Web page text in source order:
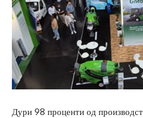
Дури 98 проценти од